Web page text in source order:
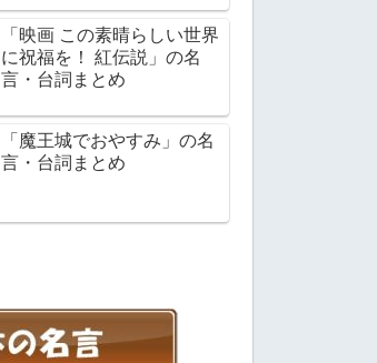
「映画 この素晴らしい世界
に祝福を！ 紅伝説」の名
言・台詞まとめ
「魔王城でおやすみ」の名
言・台詞まとめ